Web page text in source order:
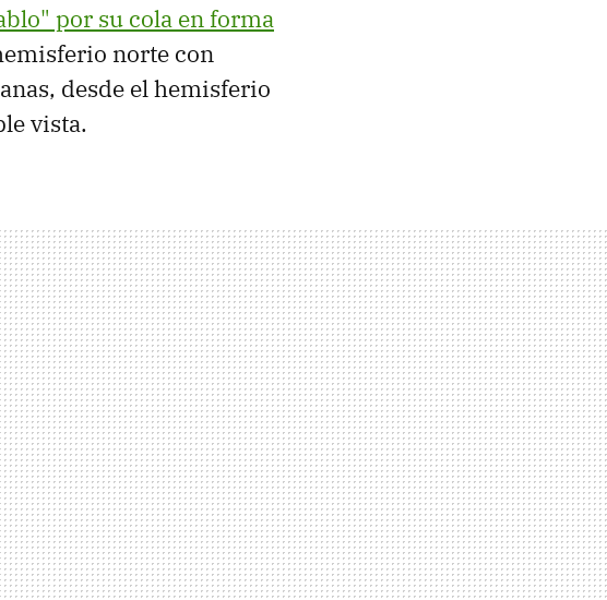
por su cola en forma
norte con
desde el hemisferio
vista.